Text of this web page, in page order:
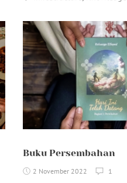
Buku Persembahan
2 November 2022 1